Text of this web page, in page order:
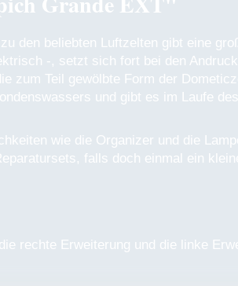
den beliebten Luftzelten gibt eine
-, setzt sich fort bei den
zum Teil gewölbte Form der
und gibt es im Laufe
wie die Organizer und die
falls doch einmal ein
rechte Erweiterung und die linke